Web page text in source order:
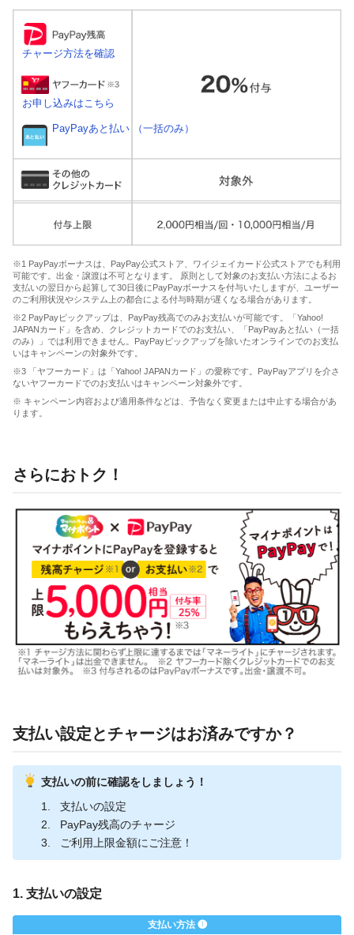
チャージ方法を確認
お申し込みはこちら
PayPayあと払い （一括のみ）
※1 PayPayボーナスは、PayPay公式ストア、ワイジェイカード公式ストアでも利用
可能です。出金・譲渡は不可となります。 原則として対象のお支払い方法によるお
支払いの翌日から起算して30日後にPayPayボーナスを付与いたしますが、ユーザー
のご利用状況やシステム上の都合による付与時期が遅くなる場合があります。
※2 PayPayピックアップは、PayPay残高でのみお支払いが可能です。「Yahoo!
JAPANカード」を含め、クレジットカードでのお支払い、「PayPayあと払い（一括
のみ）」では利用できません。PayPayピックアップを除いたオンラインでのお支払
いはキャンペーンの対象外です。
※3 「ヤフーカード」は「Yahoo! JAPANカード」の愛称です。PayPayアプリを介さ
ないヤフーカードでのお支払いはキャンペーン対象外です。
※ キャンペーン内容および適用条件などは、予告なく変更または中止する場合があ
ります。
さらにおトク！
支払い設定とチャージはお済みですか？
支払いの前に確認をしましょう！
支払いの設定
PayPay残高のチャージ
ご利用上限金額にご注意！
1. 支払いの設定
支払い方法 ❶